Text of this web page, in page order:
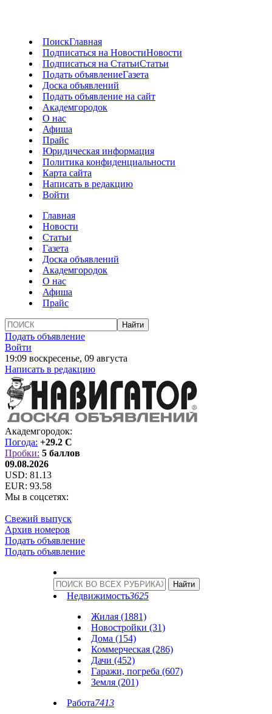
ПоискГлавная
Подписаться на НовостиНовости
Подписаться на СтатьиСтатьи
Подать объявлениеГазета
Доска объявлений
Подать объявление на сайт
Академгородок
О нас
Афиша
Прайс
Юридическая информация
Политика конфиденциальности
Карта сайта
Написать в редакцию
Войти
Главная
Новости
Статьи
Газета
Доска объявлений
Академгородок
О нас
Афиша
Прайс
Подать объявление
Войти
19:09 воскресенье, 09 августа
Написать в редакцию
Академгородок:
Погода: +29.2 C
Пробки: 5 баллов
09.08.2026
USD: 81.13
EUR: 93.58
Мы в соцсетях:
Свежий выпуск
Архив номеров
Подать объявление
Подать объявление
Недвижимость3625
Жилая (1881)
Новостройки (31)
Дома (154)
Коммерческая (286)
Дачи (452)
Гаражи, погреба (607)
Земля (201)
Работа7413